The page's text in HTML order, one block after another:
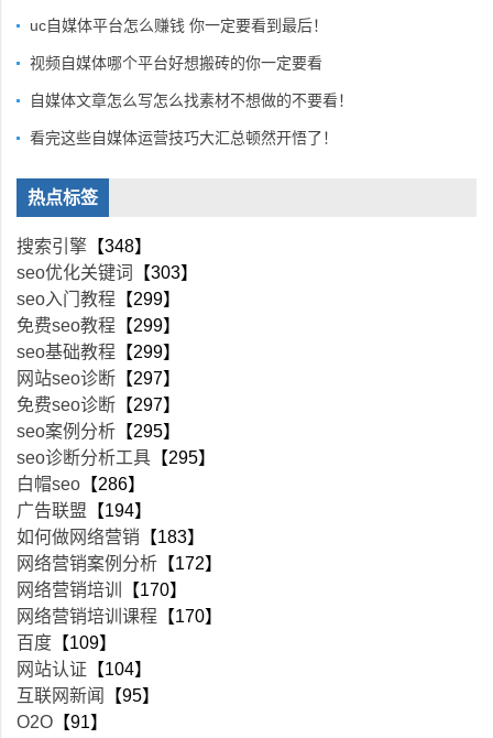
uc自媒体平台怎么赚钱 你一定要看到最后！
视频自媒体哪个平台好想搬砖的你一定要看
自媒体文章怎么写怎么找素材不想做的不要看！
看完这些自媒体运营技巧大汇总顿然开悟了！
热点标签
搜索引擎 【348】
seo优化关键词
【303】
seo入门教程 【299】
免费seo教程 【299】
seo基础教程 【299】
网站seo诊断 【297】
免费seo诊断 【297】
seo案例分析 【295】
seo诊断分析工具 【295】
白帽seo 【286】
广告联盟 【194】
如何做网络营销 【183】
网络营销案例分析 【172】
网络营销培训
【170】
网络营销培训课程 【170】
百度 【109】
网站认证 【104】
互联网新闻
【95】
O2O 【91】